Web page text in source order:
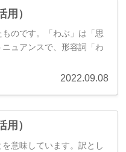
）
ものです。「わぶ」は「思
ュアンスで、形容詞「わ
2022.09.08
）
意味しています。訳とし